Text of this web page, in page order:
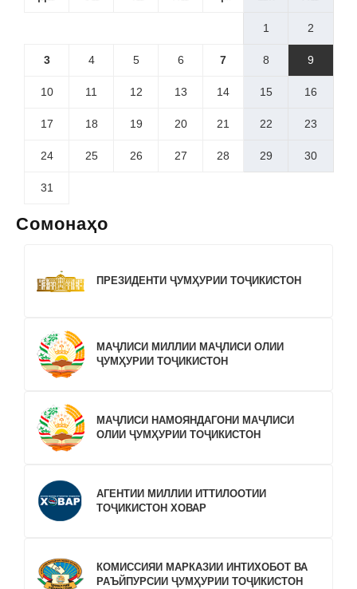
1 2
3 4 5 6 7 8 9
10 11 12 13 14 15 16
17 18 19 20 21 22 23
24 25 26 27 28 29 30
31
Сомонаҳо
ПРЕЗИДЕНТИ ҶУМҲУРИИ ТОҶИКИСТОН
МАҶЛИСИ МИЛЛИИ МАҶЛИСИ ОЛИИ
ҶУМҲУРИИ ТОҶИКИСТОН
МАҶЛИСИ НАМОЯНДАГОНИ МАҶЛИСИ
ОЛИИ ҶУМҲУРИИ ТОҶИКИСТОН
АГЕНТИИ МИЛЛИИ ИТТИЛООТИИ
ТОҶИКИСТОН ХОВАР
КОМИССИЯИ МАРКАЗИИ ИНТИХОБОТ ВА
РАЪЙПУРСИИ ҶУМҲУРИИ ТОҶИКИСТОН